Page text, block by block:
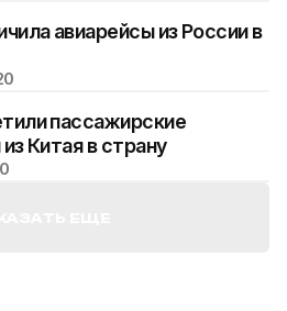
авиарейсы из России в
пассажирские
Китая в страну